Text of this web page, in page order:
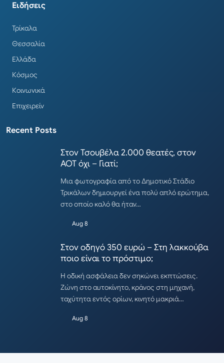
Ειδήσεις
Τρίκαλα
Θεσσαλία
Ελλάδα
Κόσμος
Κοινωνικά
Επιχειρείν
Recent Posts
Στον Τσουβέλα 2.000 θεατές, στον
ΑΟΤ όχι – Γιατί;
Μια φωτογραφία από το Δημοτικό Στάδιο
Τρικάλων δημιουργεί ένα πολύ απλό ερώτημα,
στο οποίο καλό θα ήταν…
Aug 8
Στον οδηγό 350 ευρώ – Στη λακκούβα
ποιο είναι το πρόστιμο;
Η οδική ασφάλεια δεν σηκώνει εκπτώσεις.
Ζώνη στο αυτοκίνητο, κράνος στη μηχανή,
ταχύτητα εντός ορίων, κινητό μακριά…
Aug 8